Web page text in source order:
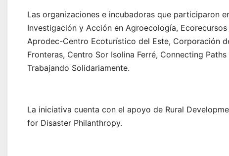
Las organizaciones e incubadoras que participaron
Investigación y Acción en Agroecología,
Aprodec-Centro Ecoturístico del Este, Corporación
Fronteras, Centro Sor Isolina Ferré, Connecting
Trabajando Solidariamente.
La iniciativa cuenta con el apoyo de Rural
for Disaster Philanthropy.